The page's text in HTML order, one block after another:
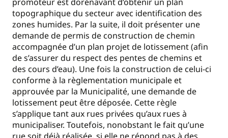
topographique du secteur avec identification des
zones humides. Par la suite, il doit présenter une
demande de permis de construction de chemin
accompagnée d’un plan projet de lotissement (afin
de s’assurer du respect des pentes de chemins et
des cours d’eau). Une fois la construction de celui-ci
conforme à la règlementation municipale et
approuvée par la Municipalité, une demande de
lotissement peut être déposée. Cette règle
s’applique tant aux rues privées qu’aux rues à
municipaliser. Toutefois, nonobstant le fait qu’une
rue soit déjà réalisée, si elle ne répond pas à des